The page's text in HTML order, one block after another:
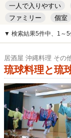
一人で入りやすい
ファミリー
個室
キッズルーム
安
▼ 検索結果5件中、1～5
居酒屋 沖縄料理 その
琉球料理と